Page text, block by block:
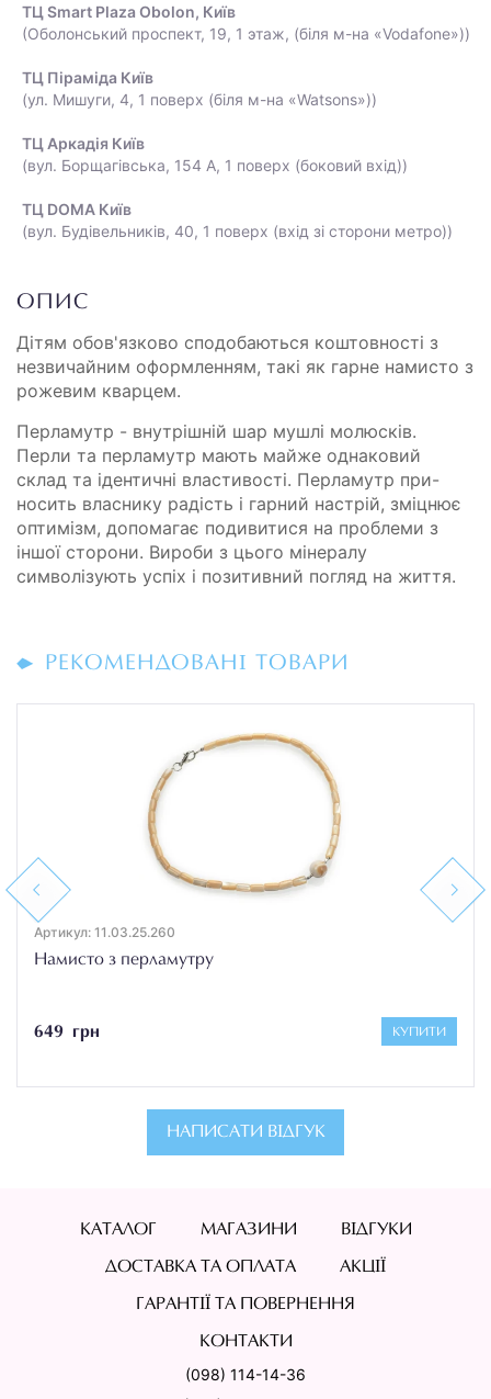
ТЦ Smart Plaza Obolon, Київ
(Оболонський проспект, 19, 1 этаж, (біля м-на «Vodafone»))
ТЦ Піраміда Київ
(ул. Мишуги, 4, 1 поверх (біля м-на «Watsons»))
ТЦ Аркадія Київ
(вул. Борщагівська, 154 А, 1 поверх (боковий вхід))
ТЦ DOMA Київ
(вул. Будівельників, 40, 1 поверх (вхід зі сторони метро))
ОПИС
Дітям обов'язково сподобаються коштовності з
незвичайним оформленням, такі як гарне намисто з
рожевим кварцем.
Перламутр - внутрішній шар мушлі молюсків.
Перли та перламутр мають майже однаковий
склад та ідентичні властивості. Перламутр при-
носить власнику радість і гарний настрій, зміцнює
оптимізм, допомагає подивитися на проблеми з
іншої сторони. Вироби з цього мінералу
символізують успіх і позитивний погляд на життя.
РЕКОМЕНДОВАНІ ТОВАРИ
Previous
Артикул: 11.03.25.260
Намисто з перламутру
649 грн КУПИТИ
Next
НАПИСАТИ ВІДГУК
КАТАЛОГ МАГАЗИНИ ВІДГУКИ
ДОСТАВКА ТА ОПЛАТА АКЦІЇ
ГАРАНТІЇ ТА ПОВЕРНЕННЯ
КОНТАКТИ
(098) 114-14-36